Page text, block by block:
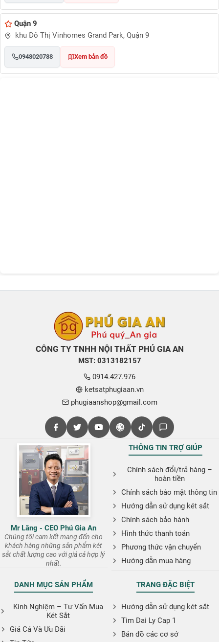
Quận 9
khu Đô Thị Vinhomes Grand Park, Quận 9
0948020788 Xem bản đồ
CÔNG TY TNHH NỘI THẤT PHÚ GIA AN
MST: 0313182157
0914.427.976
ketsatphugiaan.vn
phugiaanshop@gmail.com
Mr Lăng - CEO Phú Gia An
Chúng tôi cam kết mang đến cho
khách hàng những sản phẩm két
sắt chất lượng cao với giá cả hợp lý
nhất.
THÔNG TIN TRỢ GIÚP
Chính sách đổi/trả hàng –
hoàn tiền
Chính sách bảo mật thông tin
Hướng dẫn sử dụng két sắt
Chính sách bảo hành
Hình thức thanh toán
Phương thức vận chuyển
Hướng dẫn mua hàng
DANH MỤC SẢN PHẨM
Kinh Nghiệm – Tư Vấn Mua
Két Sắt
Giá Cả Và Ưu Đãi
TRANG ĐẶC BIỆT
Hướng dẫn sử dụng két sắt
Tim Dai Ly Cap 1
Bản đồ các cơ sở